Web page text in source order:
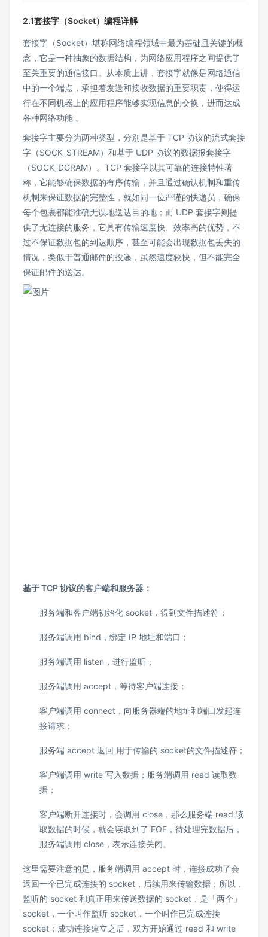
2.1套接字（Socket）编程详解
套接字（Socket）堪称网络编程领域中最为基础且关键的概
念，它是一种抽象的数据结构，为网络应用程序之间提供了
至关重要的通信接口。从本质上讲，套接字就像是网络通信
中的一个端点，承担着发送和接收数据的重要职责，使得运
行在不同机器上的应用程序能够实现信息的交换，进而达成
各种网络功能 。
套接字主要分为两种类型，分别是基于 TCP 协议的流式套接
字（SOCK_STREAM）和基于 UDP 协议的数据报套接字
（SOCK_DGRAM）。TCP 套接字以其可靠的连接特性著
称，它能够确保数据的有序传输，并且通过确认机制和重传
机制来保证数据的完整性，就如同一位严谨的快递员，确保
每个包裹都能准确无误地送达目的地；而 UDP 套接字则提
供了无连接的服务，它具有传输速度快、效率高的优势，不
过不保证数据包的到达顺序，甚至可能会出现数据包丢失的
情况，类似于普通邮件的投递，虽然速度较快，但不能完全
保证邮件的送达。
基于 TCP 协议的客户端和服务器：
服务端和客户端初始化 socket，得到文件描述符；
服务端调用 bind，绑定 IP 地址和端口；
服务端调用 listen，进行监听；
服务端调用 accept，等待客户端连接；
客户端调用 connect，向服务器端的地址和端口发起连
接请求；
服务端 accept 返回 用于传输的 socket的文件描述符；
客户端调用 write 写入数据；服务端调用 read 读取数
据；
客户端断开连接时，会调用 close，那么服务端 read 读
取数据的时候，就会读取到了 EOF，待处理完数据后，
服务端调用 close，表示连接关闭。
这里需要注意的是，服务端调用 accept 时，连接成功了会
返回一个已完成连接的 socket，后续用来传输数据；所以，
监听的 socket 和真正用来传送数据的 socket，是「两个」
socket，一个叫作监听 socket，一个叫作已完成连接
socket；成功连接建立之后，双方开始通过 read 和 write